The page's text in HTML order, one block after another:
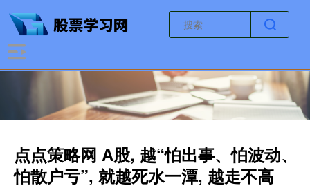
点点策略网 A股, 越“怕出事、怕波动、
怕散户亏”, 就越死水一潭, 越走不高